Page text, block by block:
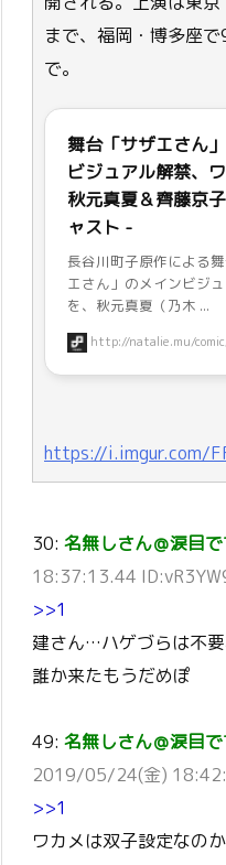
まで、福岡・博多座
で。
舞台「サザエさん
ビジュアル解禁、
秋元真夏＆齊藤京
ャスト -
長谷川町子原作による
エさん」のメインビジ
を、秋元真夏（乃木 ...
http://natalie.mu/
https://i.imgur.com/
30: 名無しさん＠涙目
18:37:13.44
>>1
建さん…ハゲづらは不
誰か来たもうだめぽ
49: 名無しさん＠涙目
2019/05/24(金)
>>1
ワカメは双子設定なの